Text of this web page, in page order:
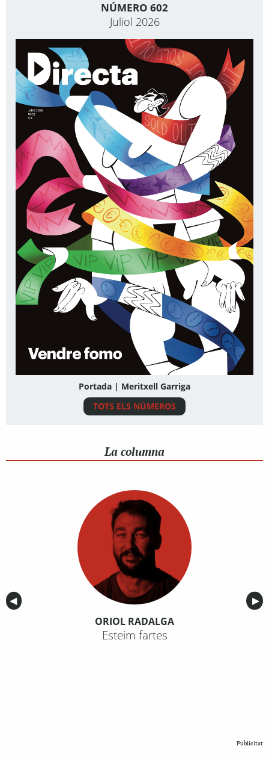
NÚMERO 602
Juliol 2026
Portada | Meritxell Garriga
TOTS ELS NÚMEROS
La columna
Anterior
◀︎ ▶︎
ORIOL RADALGA
Esteim fartes
Publicitat